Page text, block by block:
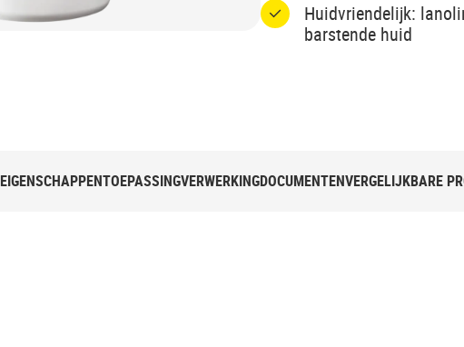
Huidvriendelijk:
barstende huid
EIGENSCHAPPENTOEPASSINGVERWERKINGDOCUMENTENVERGELIJKBARE